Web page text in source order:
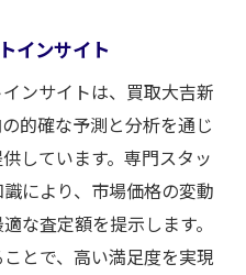
インサイト
ンサイトは、買取大吉新
的確な予測と分析を通じ
しています。専門スタッ
により、市場価格の変動
な査定額を提示します。
とで、高い満足度を実現